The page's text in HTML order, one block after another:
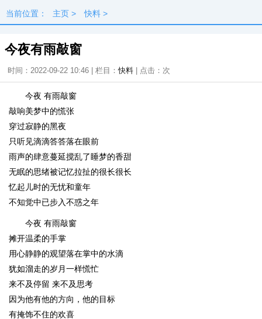
当前位置： 主页 > 快料 >
今夜有雨敲窗
时间：2022-09-22 10:46 | 栏目：快料 | 点击： 次
今夜 有雨敲窗
敲响美梦中的慌张
穿过寂静的黑夜
只听见滴滴答答落在眼前
雨声的肆意蔓延搅乱了睡梦的香甜
无眠的思绪被记忆拉扯的很长很长
忆起儿时的无忧和童年
不知觉中已步入不惑之年
今夜 有雨敲窗
摊开温柔的手掌
用心静静的观望落在掌中的水滴
犹如溜走的岁月一样慌忙
来不及停留 来不及思考
因为他有他的方向，他的目标
有掩饰不住的欢喜